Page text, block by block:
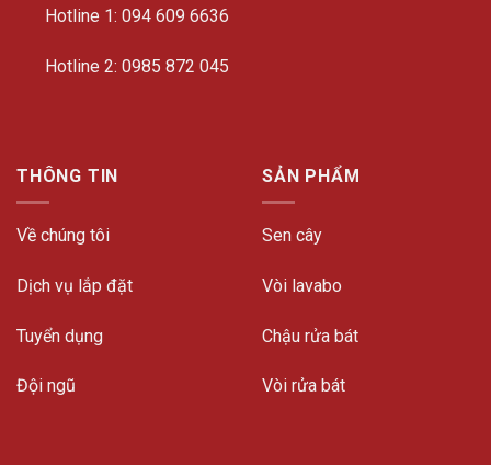
Hotline 1: 094 609 6636
Hotline 2: 0985 872 045
THÔNG TIN
Về chúng tôi
Dịch vụ lắp đặt
Tuyển dụng
Đội ngũ
SẢN PHẨM
Sen cây
Vòi lavabo
Chậu rửa bát
Vòi rửa bát